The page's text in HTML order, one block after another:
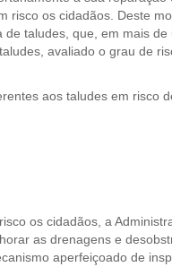
risco os cidadãos. Deste
taludes, que, em mais de
avaliado o grau de
aos taludes em risco
os cidadãos, a
as drenagens e
aperfeiçoado de